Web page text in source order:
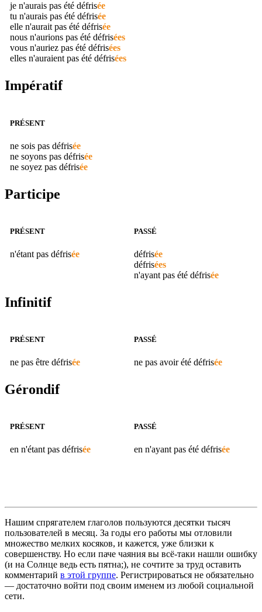
je n'aurais pas été défrisée
tu n'aurais pas été défrisée
elle n'aurait pas été défrisée
nous n'aurions pas été défrisées
vous n'auriez pas été défrisées
elles n'auraient pas été défrisées
Impératif
PRÉSENT
ne sois pas défrisée
ne soyons pas défrisée
ne soyez pas défrisée
Participe
PRÉSENT
n'étant pas défrisée
PASSÉ
défrisée
défrisées
n'ayant pas été défrisée
Infinitif
PRÉSENT
ne pas être défrisée
PASSÉ
ne pas avoir été défrisée
Gérondif
PRÉSENT
en n'étant pas défrisée
PASSÉ
en n'ayant pas été défrisée
Нашим спрягателем глаголов пользуются десятки тысяч
пользователей в месяц. За годы его работы мы отловили
множество мелких косяков, и кажется, уже близки к
совершенству. Но если паче чаяния вы всё-таки нашли ошибку
(и на Солнце ведь есть пятна;), не сочтите за труд оставить
комментарий в этой группе. Регистрироваться не обязательно
— достаточно войти под своим именем из любой социальной
сети.